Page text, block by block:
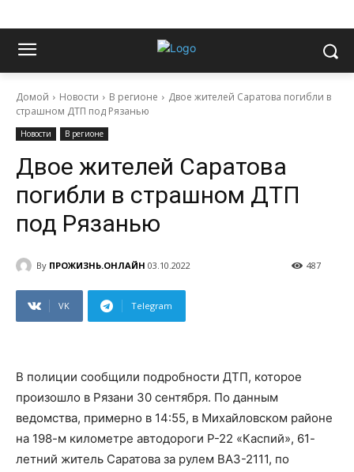
Домой Новости В регионе
Двое жителей Саратова погибли в
страшном ДТП под Рязанью
Новости В регионе
Двое жителей Саратова
погибли в страшном ДТП
под Рязанью
By ПРОЖИЗНЬ.ОНЛАЙН 03.10.2022 487
VK Telegram
В полиции сообщили подробности ДТП, которое
произошло в Рязани 30 сентября. По данным
ведомства, примерно в 14:55, в Михайловском районе
на 198-м километре автодороги Р-22 «Каспий», 61-
летний житель Саратова за рулем ВАЗ-2111, по